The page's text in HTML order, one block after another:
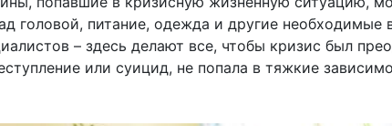
головой, питание, одежда и другие
– здесь делают все, чтобы кризис был
или суицид, не попала в тяжкие